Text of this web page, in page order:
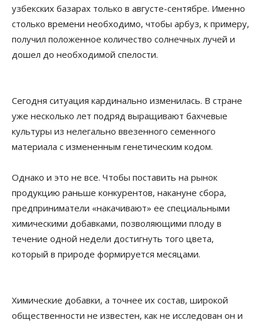
узбекских базарах только в августе-сентябре. Именно
столько времени необходимо, чтобы арбуз, к примеру,
получил положенное количество солнечных лучей и
дошел до необходимой спелости.
Сегодня ситуация кардинально изменилась. В стране
уже несколько лет подряд выращивают бахчевые
культуры из нелегально ввезенного семенного
материала с измененным генетическим кодом.
Однако и это не все. Чтобы поставить на рынок
продукцию раньше конкурентов, накануне сбора,
предприниматели «накачивают» ее специальными
химическими добавками, позволяющими плоду в
течение одной недели достигнуть того цвета,
который в природе формируется месяцами.
Химические добавки, а точнее их состав, широкой
общественности не известен, как не исследован он и